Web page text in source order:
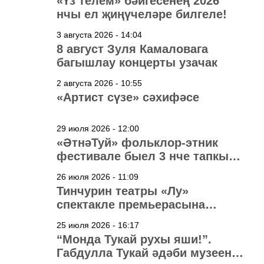
нчы ел җиңүчеләре билгеле!
3 августа 2026 - 14:04
8 август Зуля Камаловага
багышлау концерты узачак
2 августа 2026 - 10:55
«Артист сүзе» сәхифәсе
29 июля 2026 - 12:00
«ӘтнәТуй» фольклор-этник
фестивале быел 3 нче тапкыр
26 июля 2026 - 11:09
Тинчурин театры «Лу»
спектакле премьерасына
25 июля 2026 - 16:17
“Монда Тукай рухы яши!”.
Габдулла Тукай әдәби музеена